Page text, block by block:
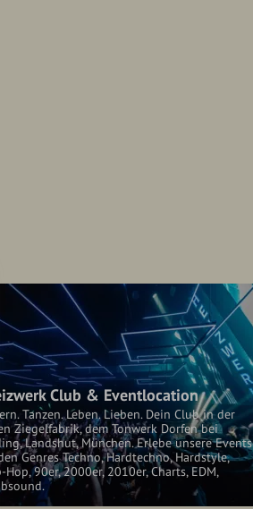
Club & Eventlocation
Tanzen. Leben. Lieben. Dein Club in der
Ziegelfabrik, dem Tonwerk Dorfen bei
Landshut, München. Erlebe unsere Events
Genres Techno, Hardtechno, Hardstyle,
Hop, 90er, 2000er, 2010er, Charts, EDM,